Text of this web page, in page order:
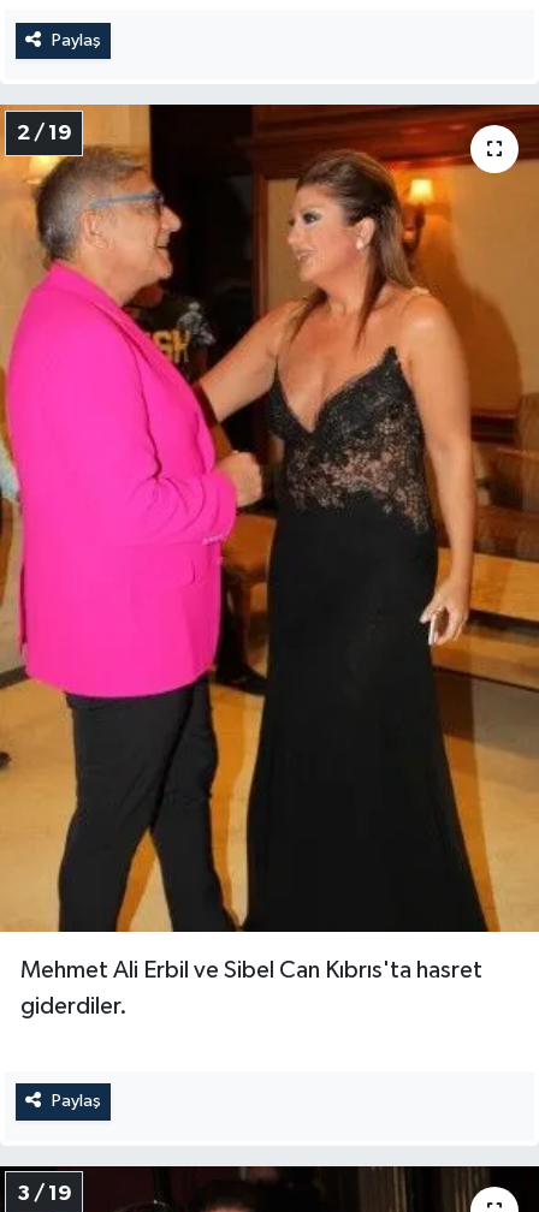
Paylaş
2 / 19
Mehmet Ali Erbil ve Sibel Can Kıbrıs'ta hasret
giderdiler.
Paylaş
3 / 19